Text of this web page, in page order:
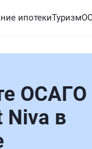
ипотекиТуризм
ОСАГО
Niva в